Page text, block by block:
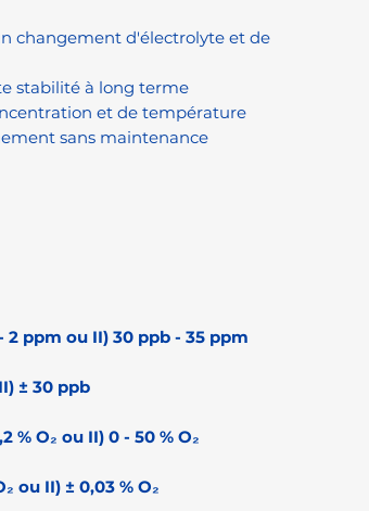
changement d'électrolyte et de
stabilité à long terme
et de température
sans maintenance
2 ppm ou II) 30 ppb - 35 ppm
± 30 ppb
% O₂ ou II) 0 - 50 % O₂
ou II) ± 0,03 % O₂